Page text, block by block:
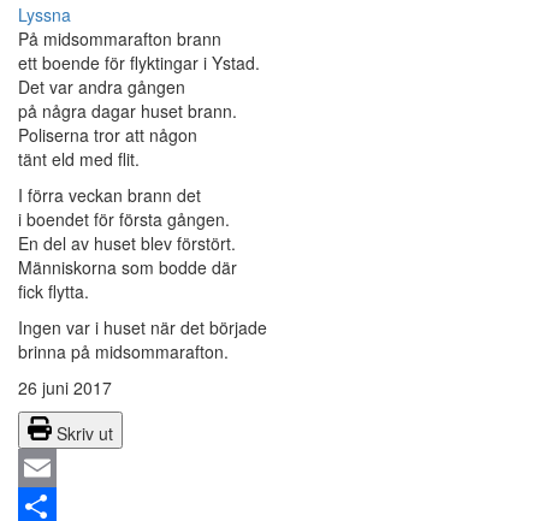
Lyssna
På midsommarafton brann
ett boende för flyktingar i Ystad.
Det var andra gången
på några dagar huset brann.
Poliserna tror att någon
tänt eld med flit.
I förra veckan brann det
i boendet för första gången.
En del av huset blev förstört.
Människorna som bodde där
fick flytta.
Ingen var i huset när det började
brinna på midsommarafton.
26 juni 2017
Skriv ut
Email